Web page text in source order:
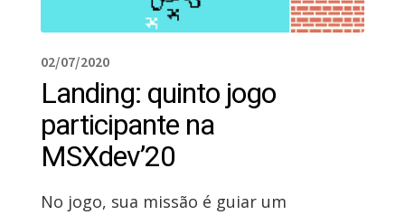
02/07/2020
Landing: quinto jogo
participante na
MSXdev’20
No jogo, sua missão é guiar um